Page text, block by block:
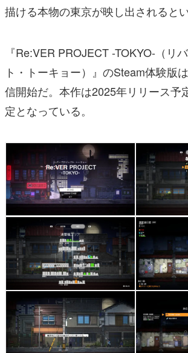
描ける本物の東京が映し出されるとい
『Re:VER PROJECT -TOKYO-（リ
ト・トーキョー）』のSteam体験版
信開始だ。本作は2025年リリース予
定となっている。